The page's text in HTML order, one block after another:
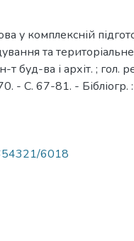
у комплексній
та територіальне
т буд-ва і архіт. ; гол.
- С. 67-81. - Бібліогр.
6018